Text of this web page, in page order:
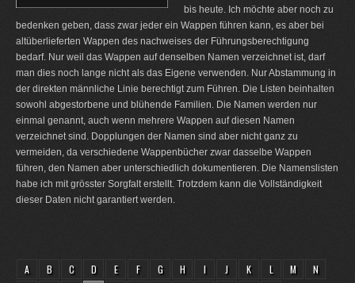
bis heute. Ich möchte aber noch zu
bedenken geben, dass zwar jeder ein Wappen führen kann, es aber bei
altüberlieferten Wappen des nachweises der Führungsberechtigung
bedarf. Nur weil das Wappen auf denselben Namen verzeichnet ist, darf
man dies noch lange nicht als das Eigene verwenden. Nur Abstammung in
der direkten männliche Linie berechtigt zum Führen. Die Listen beinhalten
sowohl abgestorbene und blühende Familien. Die Namen werden nur
einmal genannt, auch wenn mehrere Wappen auf diesen Namen
verzeichnet sind. Dopplungen der Namen sind aber nicht ganz zu
vermeiden, da verschiedene Wappenbücher zwar dasselbe Wappen
führen, den Namen aber unterschiedlich dokumentieren. Die Namenslisten
habe ich mit grösster Sorgfalt erstellt. Trotzdem kann die Vollständigkeit
dieser Daten nicht garantiert werden.
A B C D E F G H I J K L M
N